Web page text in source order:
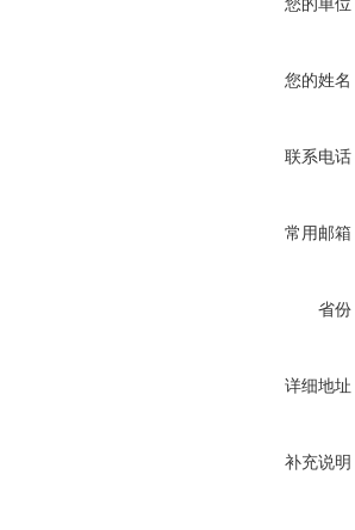
您的姓名
联系电话
常用邮箱
省份
详细地址
补充说明